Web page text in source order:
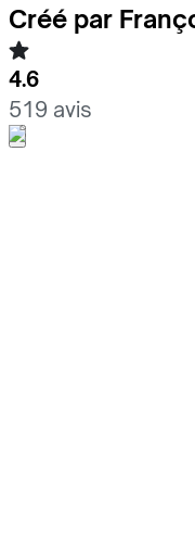
Créé par
4.6
519 avis